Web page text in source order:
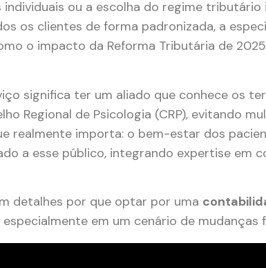
ou a escolha do regime tributário
os clientes de forma padronizada, a
o impacto da Reforma Tributária de
significa ter um aliado que conhece os
Regional de Psicologia (CRP), evitando
realmente importa: o bem-estar dos
a esse público, integrando expertise em
detalhes por que optar por uma
em um cenário de mudanças